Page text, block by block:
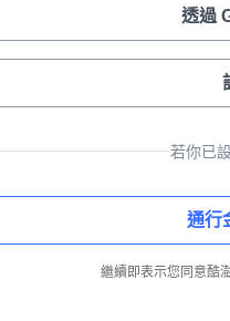
透過
若你已
通行
繼續即表示您同意酷